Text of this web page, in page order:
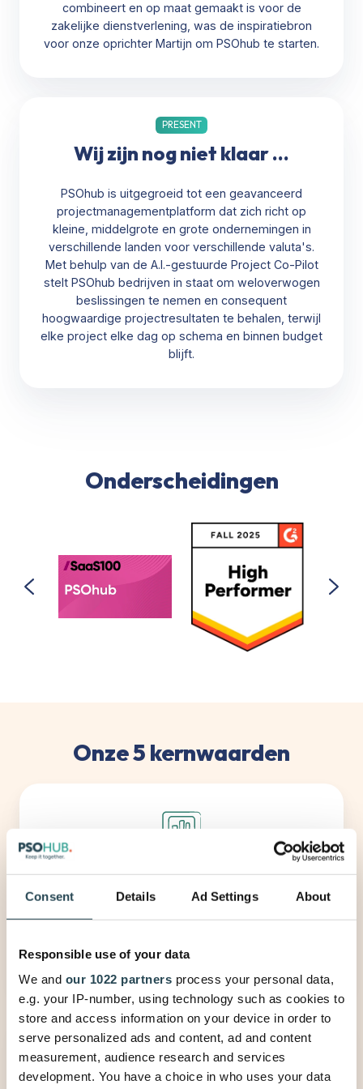
Consent Details Ad Settings About
Responsible use of your data
We and our 1022 partners process your personal data,
e.g. your IP-number, using technology such as cookies to
store and access information on your device in order to
serve personalized ads and content, ad and content
measurement, audience research and services
development. You have a choice in who uses your data
combineert en op maat gemaakt is voor de
zakelijke dienstverlening, was de inspiratiebron
voor onze oprichter Martijn om PSOhub te starten.
PRESENT
Wij zijn nog niet klaar ...
PSOhub is uitgegroeid tot een geavanceerd
projectmanagementplatform dat zich richt op
kleine, middelgrote en grote ondernemingen in
verschillende landen voor verschillende valuta's.
Met behulp van de A.I.-gestuurde Project Co-Pilot
stelt PSOhub bedrijven in staat om weloverwogen
beslissingen te nemen en consequent
hoogwaardige projectresultaten te behalen, terwijl
elke project elke dag op schema en binnen budget
blijft.
Onderscheidingen
Onze 5 kernwaarden
UX is alles
Streven naar de beste All-in-One